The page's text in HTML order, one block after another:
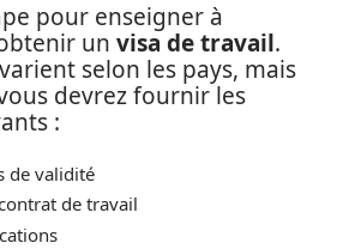
pour enseigner à
un visa de travail.
selon les pays, mais
devrez fournir les
:
de validité
de travail